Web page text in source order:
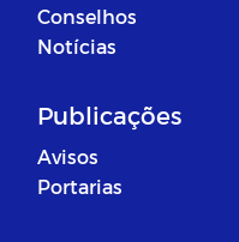
Conselhos
Notícias
Publicações
Avisos
Portarias